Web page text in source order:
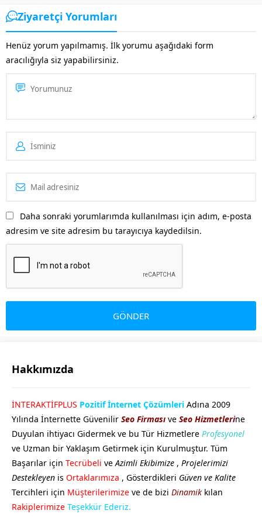
alması için önemli bir kriterdir.
Sitenin güvenilirliği arttığı...
Ziyaretçi Yorumları
Henüz yorum yapılmamış. İlk yorumu aşağıdaki form
aracılığıyla siz yapabilirsiniz.
Daha sonraki yorumlarımda kullanılması için adım, e-posta
adresim ve site adresim bu tarayıcıya kaydedilsin.
Hakkımızda
İNTERAKTİFPLUS Pozitif İnternet Çözümleri Adına 2009
Yılında İnternette Güvenilir Seo Firması ve Seo Hizmetlerine
Duyulan ihtiyacı Gidermek ve bu Tür Hizmetlere Profesyonel
ve Uzman bir Yaklaşım Getirmek için Kurulmuştur. Tüm
Başarılar için Tecrübeli veAzimli Ekibimize , Projelerimizi
Destekleyen is Ortaklarımıza , Gösterdikleri Güven ve Kalite
Tercihleri için Müşterilerimize ve de bizi Dinamik kılan
Rakiplerimize Teşekkür Ederiz.
GÖKHAN GÖKMEN